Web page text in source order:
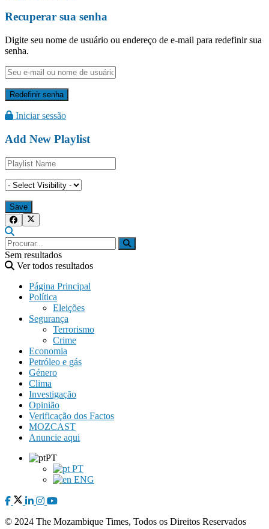
Recuperar sua senha
Digite seu nome de usuário ou endereço de e-mail para redefinir sua
senha.
Iniciar sessão
Add New Playlist
Sem resultados
Ver todos resultados
Página Principal
Política
Eleições
Segurança
Terrorismo
Crime
Economia
Petróleo e gás
Género
Clima
Investigação
Opinião
Verificação dos Factos
MOZCAST
Anuncie aqui
PT
PT
ENG
© 2024 The Mozambique Times, Todos os Direitos Reservados